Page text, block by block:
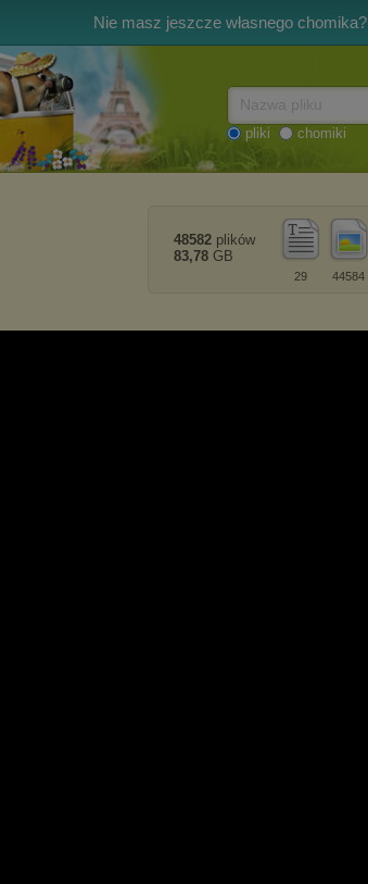
Nie masz jeszcze własnego chomika?
pliki chomiki
44584
29
48582 plików
83,78 GB